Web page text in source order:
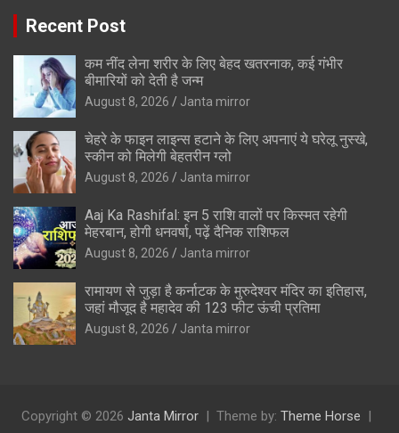
Recent Post
कम नींद लेना शरीर के लिए बेहद खतरनाक, कई गंभीर
बीमारियों को देती है जन्म
August 8, 2026 Janta mirror
चेहरे के फाइन लाइन्स हटाने के लिए अपनाएं ये घरेलू नुस्खे,
स्कीन को मिलेगी बेहतरीन ग्लो
August 8, 2026 Janta mirror
Aaj Ka Rashifal: इन 5 राशि वालों पर किस्मत रहेगी
मेहरबान, होगी धनवर्षा, पढ़ें दैनिक राशिफल
August 8, 2026 Janta mirror
रामायण से जुड़ा है कर्नाटक के मुरुदेश्वर मंदिर का इतिहास,
जहां मौजूद है महादेव की 123 फीट ऊंची प्रतिमा
August 8, 2026 Janta mirror
Copyright © 2026 Janta Mirror Theme by: Theme Horse